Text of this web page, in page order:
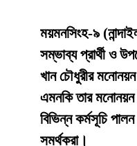
ময়মনসিংহ-৯
সম্ভাব্য প্রার্থী ও
খান চৌধুরীর
এমনকি তার মনোনয়ন
বিভিন্ন কর্মসূচি
সমর্থকরা।